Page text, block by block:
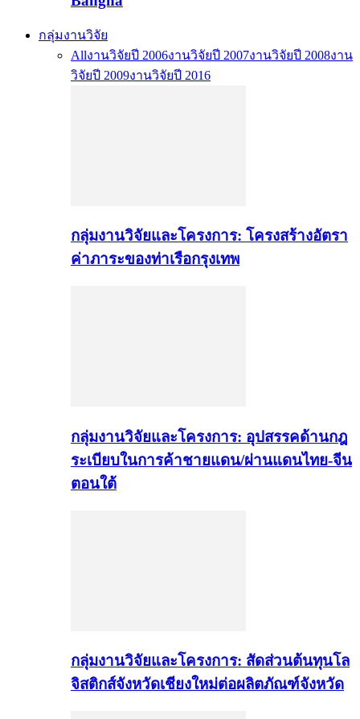
กลุ่มงานวิจัย
Allงานวิจัยปี 2006งานวิจัยปี 2007งานวิจัยปี 2008งาน
วิจัยปี 2009งานวิจัยปี 2016
กลุ่มงานวิจัยและโครงการ: โครงสร้างอัตรา
ค่าภาระของท่าเรือกรุงเทพ
กลุ่มงานวิจัยและโครงการ: อุปสรรคด้านกฎ
ระเบียบในการค้าชายแดน/ผ่านแดนไทย-จีน
ตอนใต้
กลุ่มงานวิจัยและโครงการ: สัดส่วนต้นทุนโล
จิสติกส์จังหวัดเชียงใหม่ต่อผลิตภัณฑ์จังหวัด